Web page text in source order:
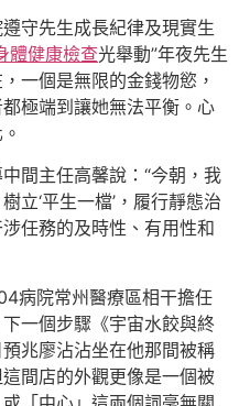
守先生成長紀律及現實生
體健康檢查光舉動”年夜先生
一個是無限的金錢物慾，
極端到讓她無法平衡。心
間主任高馨說：“今朝，我
立‘平生一檔’，履行靜態治
任務的及時性、有用性和
病院常州醫療區相干擔任
一個步驟《宇宙水餃與終
兆廖沾沾坐在他那間被稱
間店的外觀更像是一個被